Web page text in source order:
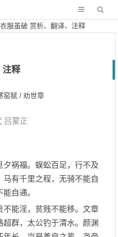
衣服虽破 赏析、翻译、注释
注释
窑赋 / 劝世章
吕蒙正
祸福。蜈蚣百足，行不及
有千里之程，无骑不能自
自通。
能淫，贫贱不能移。文章
群，太公钓于渭水。颜渊